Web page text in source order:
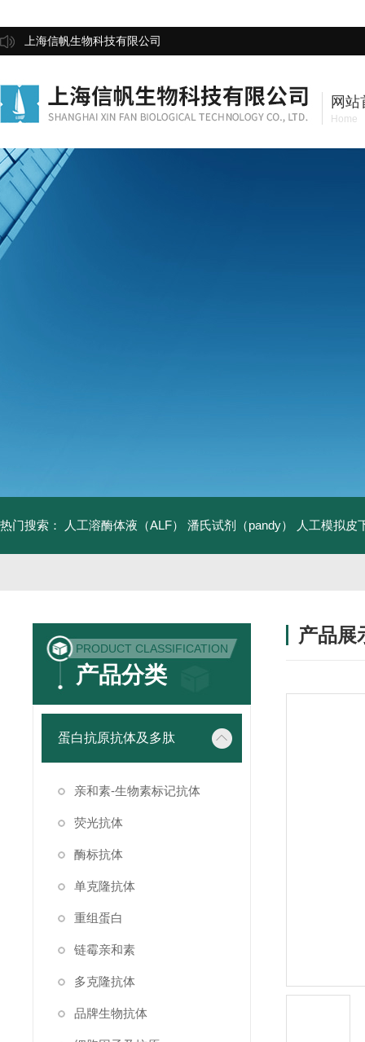
上海信帆生物科技有限公司
网站
Home
热门搜索： 人工溶酶体液（ALF） 潘氏试剂（pandy） 人工模拟皮
PRODUCT CLASSIFICATION
产品分类
蛋白抗原抗体及多肽
亲和素-生物素标记抗体
荧光抗体
酶标抗体
单克隆抗体
重组蛋白
链霉亲和素
多克隆抗体
品牌生物抗体
产品展